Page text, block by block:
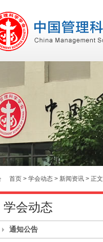
首页 > 学会动态 > 新闻资讯 > 正文
学会动态
通知公告